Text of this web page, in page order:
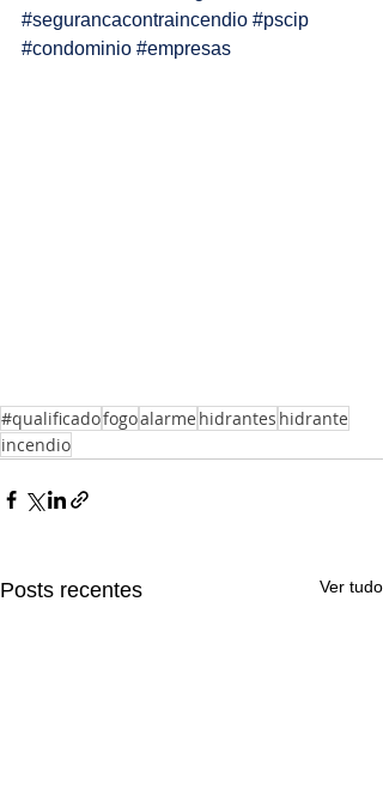
#segurancacontraincendio #pscip
#condominio #empresas
#qualificadofogoalarme hidrantes hidrante
incendio
Posts recentes Ver tudo